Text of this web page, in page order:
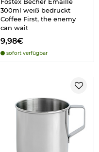
300ml weiß bedruckt
Coffee First, the enemy
can wait
9,98€
sofort verfügbar